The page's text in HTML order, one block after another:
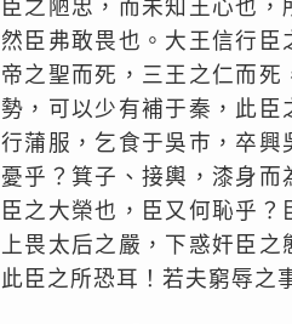
臣之陋忠，而未知王心也
然臣弗敢畏也。大王信行
帝之聖而死，三王之仁而
勢，可以少有補于秦，此
行蒲服，乞食于吳巿，卒
憂乎？箕子、接輿，漆身
臣之大榮也，臣又何恥乎
上畏太后之嚴，下惑奸臣之
此臣之所恐耳！若夫窮辱之